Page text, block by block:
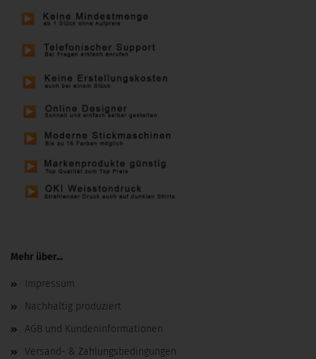
Mehr über...
Impressum
Nachhaltig produziert
AGB und Kundeninformationen
Versand- & Zahlungsbedingungen